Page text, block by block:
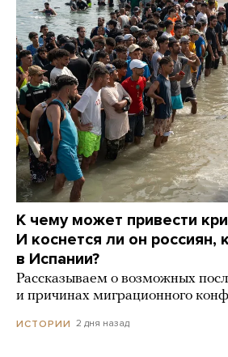
К чему может привести
И коснется ли он россиян,
в Испании?
Рассказываем о возможных
и причинах миграционного
ИСТОРИИ 2 дня назад